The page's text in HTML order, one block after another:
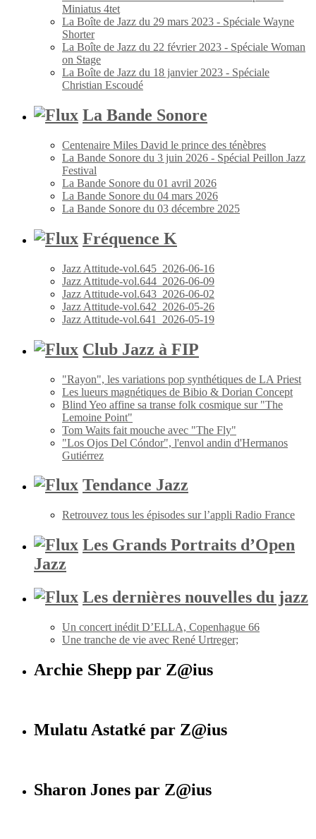
Miniatus 4tet
La Boîte de Jazz du 29 mars 2023 - Spéciale Wayne
Shorter
La Boîte de Jazz du 22 février 2023 - Spéciale Woman
on Stage
La Boîte de Jazz du 18 janvier 2023 - Spéciale
Christian Escoudé
La Bande Sonore
Centenaire Miles David le prince des ténèbres
La Bande Sonore du 3 juin 2026 - Spécial Peillon Jazz
Festival
La Bande Sonore du 01 avril 2026
La Bande Sonore du 04 mars 2026
La Bande Sonore du 03 décembre 2025
Fréquence K
Jazz Attitude-vol.645_2026-06-16
Jazz Attitude-vol.644_2026-06-09
Jazz Attitude-vol.643_2026-06-02
Jazz Attitude-vol.642_2026-05-26
Jazz Attitude-vol.641_2026-05-19
Club Jazz à FIP
"Rayon", les variations pop synthétiques de LA Priest
Les lueurs magnétiques de Bibio & Dorian Concept
Blind Yeo affine sa transe folk cosmique sur "The
Lemoine Point"
Tom Waits fait mouche avec "The Fly"
"Los Ojos Del Cóndor", l'envol andin d'Hermanos
Gutiérrez
Tendance Jazz
Retrouvez tous les épisodes sur l’appli Radio France
Les Grands Portraits d’Open
Jazz
Les dernières nouvelles du jazz
Un concert inédit D’ELLA, Copenhague 66
Une tranche de vie avec René Urtreger;
Archie Shepp par Z@ius
Mulatu Astatké par Z@ius
Sharon Jones par Z@ius